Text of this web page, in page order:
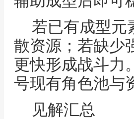
若已有成型元
散资源；若缺少
更快形成战斗力
号现有角色池与
见解汇总